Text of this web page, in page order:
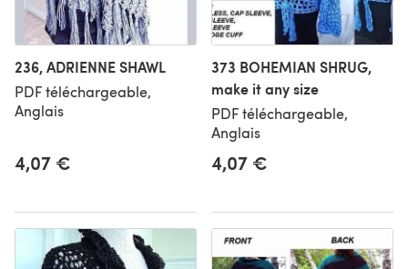
236, ADRIENNE SHAWL
PDF téléchargeable,
Anglais
4,07 €
373 BOHEMIAN SHRUG,
make it any size
PDF téléchargeable,
Anglais
4,07 €